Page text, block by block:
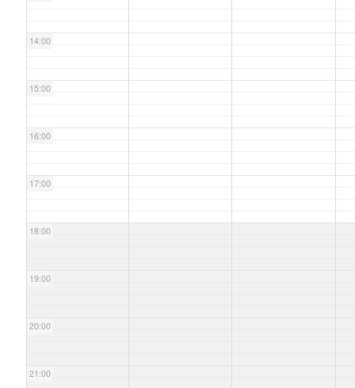
14:00
15:00
16:00
17:00
18:00
19:00
20:00
21:00